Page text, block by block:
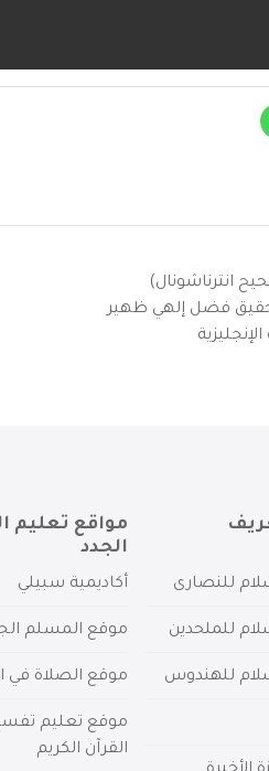
انترناشونال)
تحقيق فضل إلهي ظهير
للنصارى
للملحدين
للهندوس
مواقع تعليم
الجدد
أكاديمية سبيلي
موقع المسلم
موقع الصلاة في
موقع تعليم
القرآن الكريم